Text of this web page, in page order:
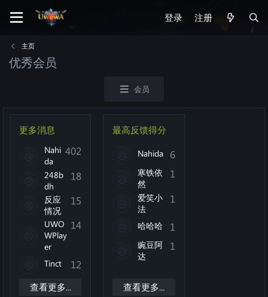
登录 注册
主页
优秀会员
会员
更多消息
402
Nahi
da
18
248b
dh
15
反应
情况
14
UWO
WPlay
er
12
Tinct
查看更多...
最高反馈得分
6
Nahida
1
寒铁依
然
1
爱笑小
法
1
哈哈哈
1
豌豆阿
达
查看更多...